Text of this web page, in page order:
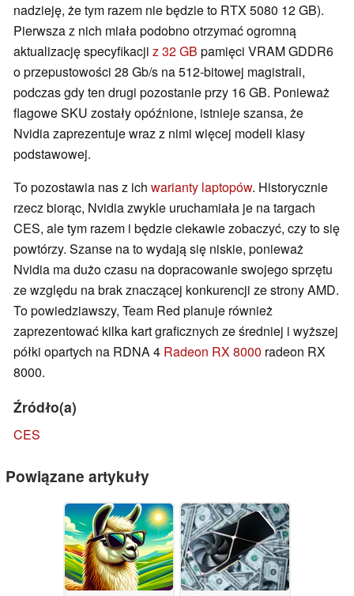
nadzieję, że tym razem nie będzie to RTX 5080 12 GB).
Pierwsza z nich miała podobno otrzymać ogromną
aktualizację specyfikacji z 32 GB pamięci VRAM GDDR6
o przepustowości 28 Gb/s na 512-bitowej magistrali,
podczas gdy ten drugi pozostanie przy 16 GB. Ponieważ
flagowe SKU zostały opóźnione, istnieje szansa, że
Nvidia zaprezentuje wraz z nimi więcej modeli klasy
podstawowej.
To pozostawia nas z ich warianty laptopów. Historycznie
rzecz biorąc, Nvidia zwykle uruchamiała je na targach
CES, ale tym razem i będzie ciekawie zobaczyć, czy to się
powtórzy. Szanse na to wydają się niskie, ponieważ
Nvidia ma dużo czasu na dopracowanie swojego sprzętu
ze względu na brak znaczącej konkurencji ze strony AMD.
To powiedziawszy, Team Red planuje również
zaprezentować kilka kart graficznych ze średniej i wyższej
półki opartych na RDNA 4 Radeon RX 8000 radeon RX
8000.
Źródło(a)
CES
Powiązane artykuły